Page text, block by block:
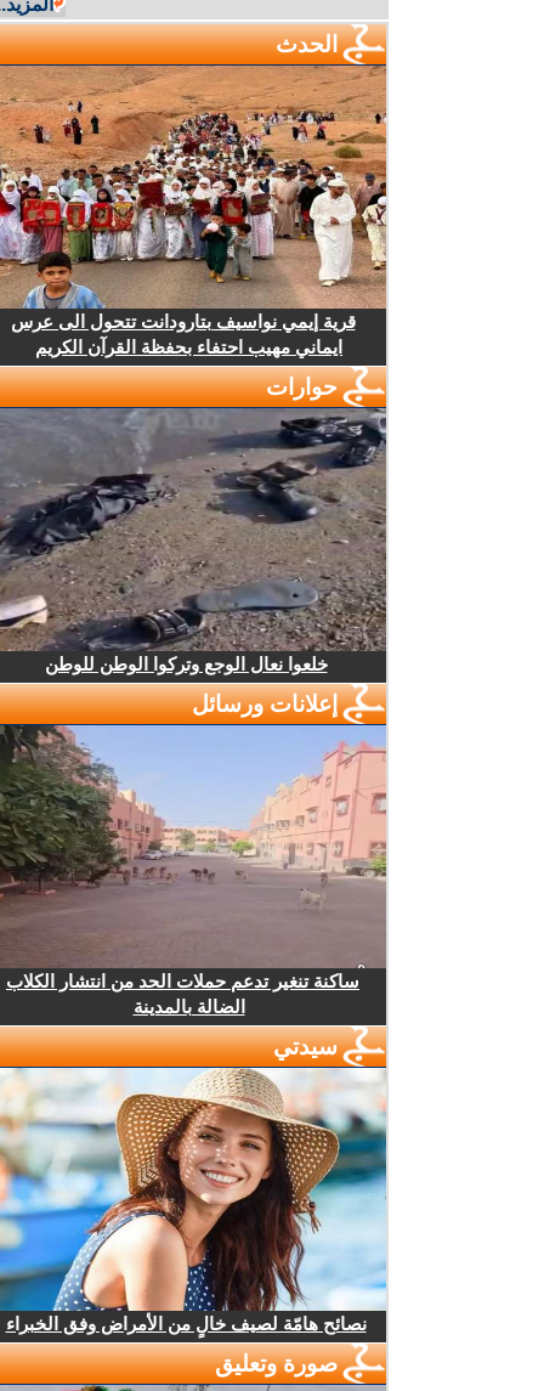
المزيد...
الحدث
قرية إيمي نواسيف بتارودانت تتحول الى عرس
ايماني مهيب احتفاء بحفظة القرآن الكريم
حوارات
خلعوا نعال الوجع وتركوا الوطن للوطن
إعلانات ورسائل
ساكنة تنغير تدعم حملات الحد من انتشار الكلاب
الضالة بالمدينة
سيدتي
نصائح هامّة لصيف خالٍ من الأمراض وفق الخبراء
صورة وتعليق